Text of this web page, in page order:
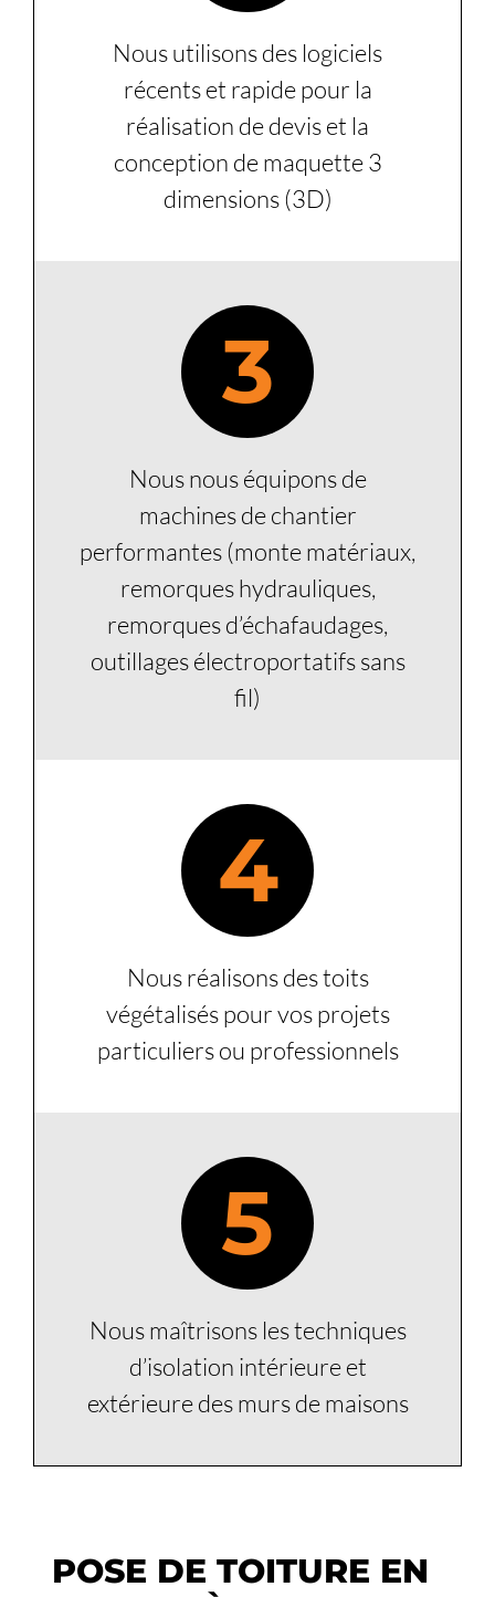
Nous utilisons des logiciels
récents et rapide pour la
réalisation de devis et la
conception de maquette 3
dimensions (3D)
3
Nous nous équipons de
machines de chantier
performantes (monte matériaux,
remorques hydrauliques,
remorques d’échafaudages,
outillages électroportatifs sans
fil)
4
Nous réalisons des toits
végétalisés pour vos projets
particuliers ou professionnels
5
Nous maîtrisons les techniques
d’isolation intérieure et
extérieure des murs de maisons
POSE DE TOITURE EN